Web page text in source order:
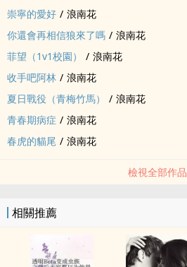
崇寧的愛好 / 浪南花
你還會再相信狼來了嗎 / 浪南花
菲望（1v1校園）
/ 浪南花
收手吧阿林 / 浪南花
夏日戰役（青梅竹馬）
/ 浪南花
青春期病症 / 浪南花
春虎的貓尾 / 浪南花
檢視全部作品
相關推薦